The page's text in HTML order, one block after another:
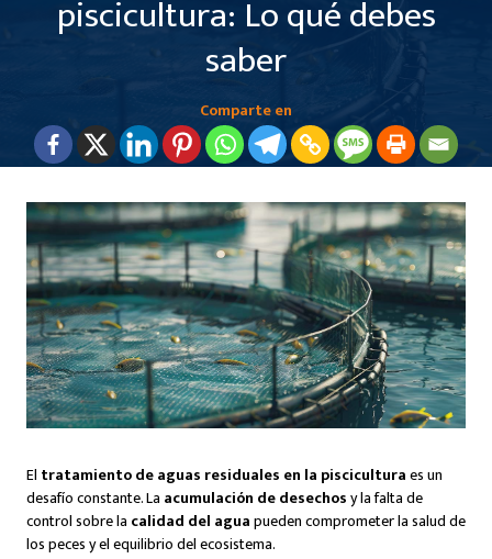
piscicultura: Lo qué debes
saber
Comparte en
El tratamiento de aguas residuales en la pisciculturaes un
desafío constante. La acumulación de desechosy la falta de
control sobre la calidad del aguapueden comprometer la salud de
los peces y el equilibrio del ecosistema.